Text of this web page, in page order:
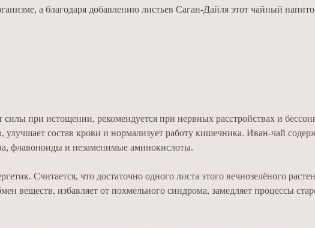
а благодаря добавлению листьев Саган-Дайля этот чайный
при истощении, рекомендуется при нервных расстройствах и
состав крови и нормализует работу кишечника. Иван-чай
флавоноиды и незаменимые аминокислоты.
Считается, что достаточно одного листа этого вечнозелёного
веществ, избавляет от похмельного синдрома, замедляет процессы